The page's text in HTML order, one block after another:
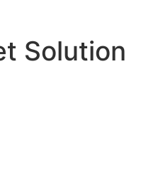
Solution